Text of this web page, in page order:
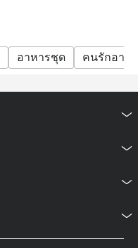
อาหารชุด คนรักอาห